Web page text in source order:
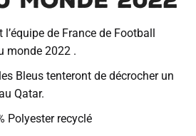
de France de Football
monde 2022 .
Bleus tenteront de décrocher un
Qatar.
Polyester recyclé